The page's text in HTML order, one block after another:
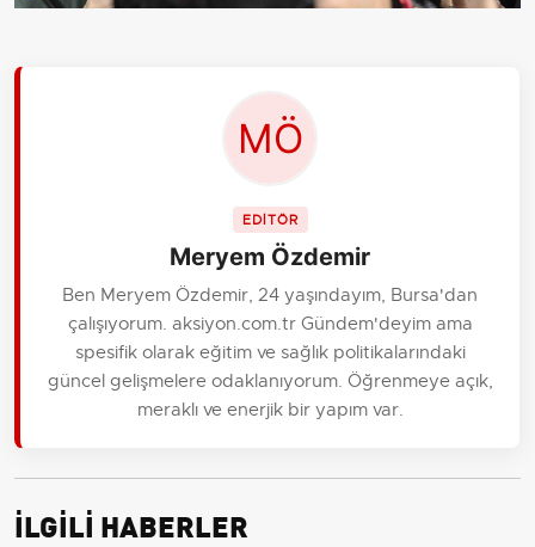
EDİTÖR
Meryem Özdemir
Ben Meryem Özdemir, 24 yaşındayım, Bursa'dan
çalışıyorum. aksiyon.com.tr Gündem'deyim ama
spesifik olarak eğitim ve sağlık politikalarındaki
güncel gelişmelere odaklanıyorum. Öğrenmeye açık,
meraklı ve enerjik bir yapım var.
İLGİLİ HABERLER